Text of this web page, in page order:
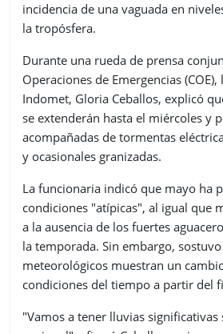
incidencia de una vaguada en
la tropósfera.
Durante una rueda de prensa
Operaciones de Emergencias
Indomet, Gloria Ceballos, explicó
se extenderán hasta el miércoles y
acompañadas de tormentas
y ocasionales granizadas.
La funcionaria indicó que mayo ha
condiciones "atípicas", al igual que
a la ausencia de los fuertes
la temporada. Sin embargo,
meteorológicos muestran un
condiciones del tiempo a partir del
"Vamos a tener lluvias